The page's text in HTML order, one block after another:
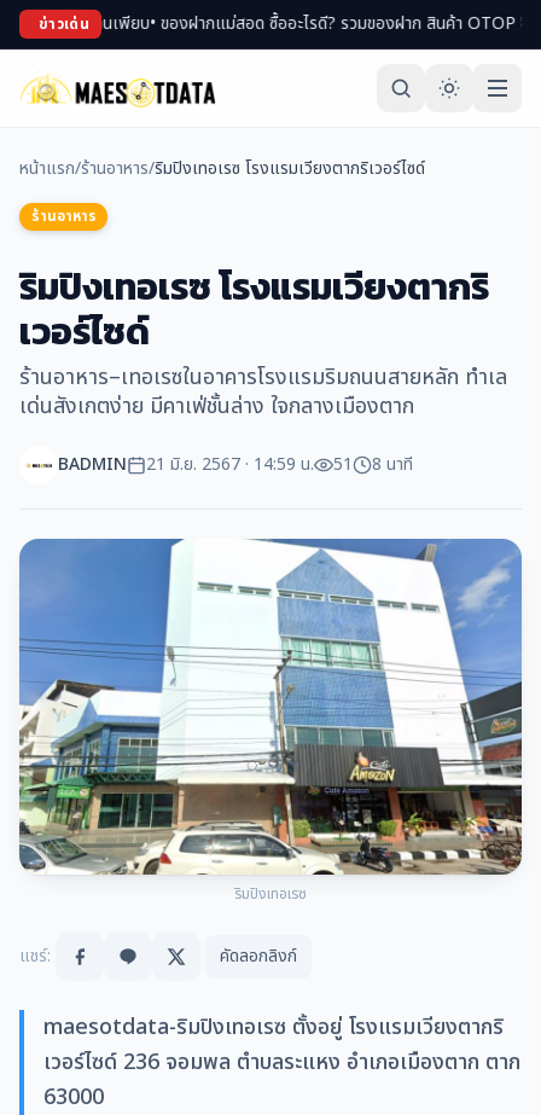
ข่าวเด่น
งกินเพียบ• ของฝากแม่สอด ซื้ออะไรดี? รวมของฝาก สินค้า OTOP ขึ้นชื่อ• เที่ยว
หน้าแรก/ร้านอาหาร/ริมปิงเทอเรซ โรงแรมเวียงตากริเวอร์ไซด์
ร้านอาหาร
ริมปิงเทอเรซ โรงแรมเวียงตากริ
เวอร์ไซด์
ร้านอาหาร–เทอเรซในอาคารโรงแรมริมถนนสายหลัก ทำเล
เด่นสังเกตง่าย มีคาเฟ่ชั้นล่าง ใจกลางเมืองตาก
BADMIN 21 มิ.ย. 2567 · 14:59 น. 51 8 นาที
ริมปิงเทอเรซ
แชร์: คัดลอกลิงก์
maesotdata-ริมปิงเทอเรซ ตั้งอยู่ โรงแรมเวียงตากริ
เวอร์ไซด์ 236 จอมพล ตำบลระแหง อำเภอเมืองตาก ตาก
63000